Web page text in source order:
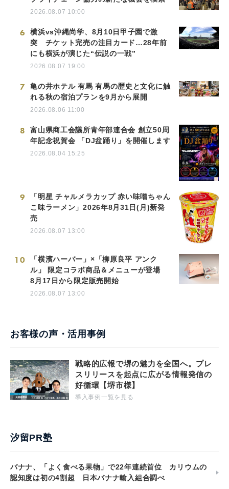
2026.08.07 10:00
6
横浜vs沖縄尚学、8月10日甲子園で激
突 チケット完売の注目カード…28年前
にも横浜が演じた“伝説の一戦”
2026.08.07 19:00
7
亀の井ホテル 有馬 有馬の歴史と文化に触
れる秋の宿泊プランを9月から展開
2026.08.06 11:00
8
富山県商工会議所青年部連合会 創立50周
年記念祝賀会 「DJ盆踊り」を開催します
2026.08.04 15:25
9
「明星 チャルメラカップ 赤い味噌ちゃん
こ味ラーメン」2026年8月31日(月)新発
売
2026.08.07 13:00
10
「横濱ハーバー」×「柳原良平 アンク
ル」 限定コラボ商品＆メニューが登場
8月17日から限定販売開始
2026.08.07 13:00
お客様の声・活用事例
戦略的広報で堺の魅力を全国へ。プレ
スリリースを起点に広がる情報発信の
好循環【堺市様】
導入事例一覧を見る
汐留PR塾
バナナ、「よく食べる果物」で22年連続首位 カリウムの
認知度は初の4割超 日本バナナ輸入組合調べ